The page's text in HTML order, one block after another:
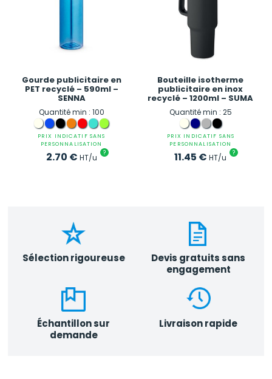
Gourde publicitaire en
PET recyclé – 590ml –
SENNA
Quantité min : 100
PRIX INDICATIF SANS
PERSONNALISATION
2.70 € HT/u ?
Bouteille isotherme
publicitaire en inox
recyclé – 1200ml – SUMA
Quantité min : 25
PRIX INDICATIF SANS
PERSONNALISATION
11.45 € HT/u ?
Sélection rigoureuse
Devis gratuits sans
engagement
Échantillon sur
demande
Livraison rapide